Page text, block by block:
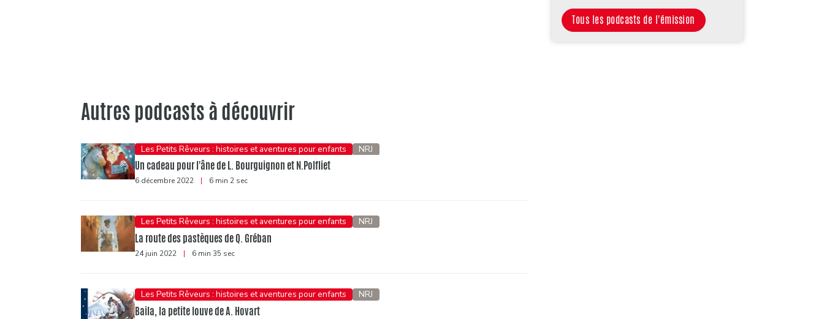
Tous les podcasts de l'émission
Autres podcasts à découvrir
Les Petits Rêveurs : histoires et aventures pour enfants NRJ
Un cadeau pour l'âne de L. Bourguignon et N.Polfliet
6 décembre 2022 | 6 min 2 sec
Les Petits Rêveurs : histoires et aventures pour enfants NRJ
La route des pastèques de Q. Gréban
24 juin 2022 | 6 min 35 sec
Les Petits Rêveurs : histoires et aventures pour enfants NRJ
Baila, la petite louve de A. Hovart